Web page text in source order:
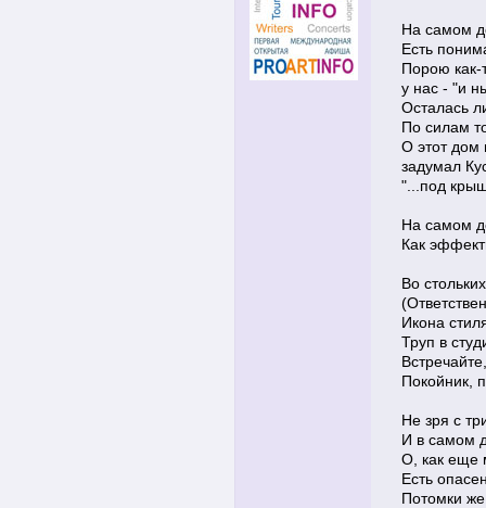
На самом
Есть
Порою как-
у нас - "и
Осталась
По силам
О этот дом
задумал
"...под
На самом
Как
Во
Икона
Труп в
Покойник,
Не зря с
И в самом
О, как еще
Есть
Потомки